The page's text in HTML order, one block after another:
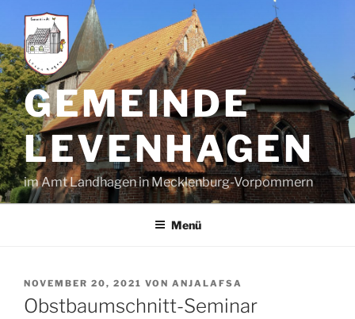
Inhalt
springen
GEMEINDE
LEVENHAGEN
im Amt Landhagen in Mecklenburg-Vorpommern
Menü
VERÖFFENTLICHT
AM
NOVEMBER 20, 2021 VON ANJALAFSA
Obstbaumschnitt-Seminar